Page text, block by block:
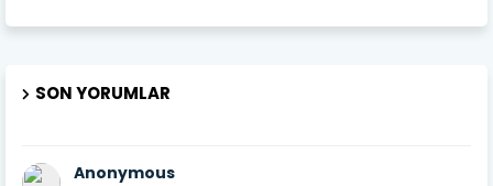
SON YORUMLAR
Anonymous